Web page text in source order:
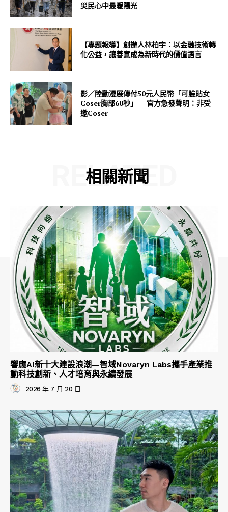
災民心中最暖陽光
【專題報導】創辦人林柏宇：以金融技術轉
化公益，讓善意成為新時代的價值語言
影／陸動漫展傳付50元人民幣「可臉貼女
Coser胸部60秒」 官方急發聲明：非受
邀Coser
相關新聞
RELATED
響應AI新十大建設浪潮—智域Novaryn Labs攜手產業推
動科技創新、人才培育與永續發展
2026 年 7 月 20 日